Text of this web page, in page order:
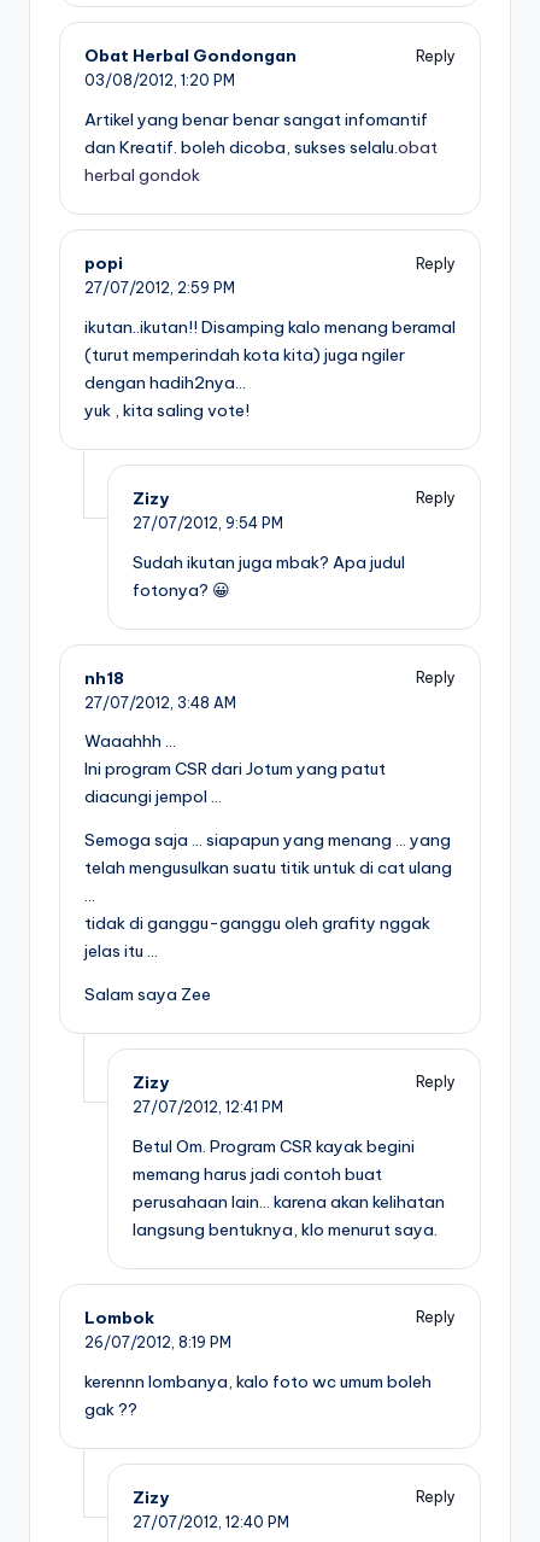
Obat Herbal Gondongan
Reply
03/08/2012, 1:20 PM
Artikel yang benar benar sangat infomantif
dan Kreatif. boleh dicoba, sukses selalu.obat
herbal gondok
popi
Reply
27/07/2012, 2:59 PM
ikutan..ikutan!! Disamping kalo menang beramal
(turut memperindah kota kita) juga ngiler
dengan hadih2nya…
yuk , kita saling vote!
Zizy
Reply
27/07/2012, 9:54 PM
Sudah ikutan juga mbak? Apa judul
fotonya? 😀
nh18
Reply
27/07/2012, 3:48 AM
Waaahhh …
Ini program CSR dari Jotum yang patut
diacungi jempol …
Semoga saja … siapapun yang menang … yang
telah mengusulkan suatu titik untuk di cat ulang
…
tidak di ganggu-ganggu oleh grafity nggak
jelas itu …
Salam saya Zee
Zizy
Reply
27/07/2012, 12:41 PM
Betul Om. Program CSR kayak begini
memang harus jadi contoh buat
perusahaan lain… karena akan kelihatan
langsung bentuknya, klo menurut saya.
Lombok
Reply
26/07/2012, 8:19 PM
kerennn lombanya, kalo foto wc umum boleh
gak ??
Zizy
Reply
27/07/2012, 12:40 PM